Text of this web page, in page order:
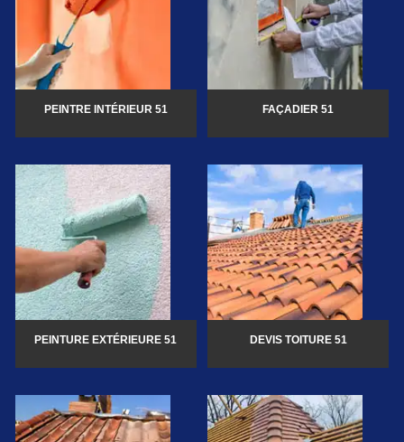
PEINTRE INTÉRIEUR 51 FAÇADIER 51
PEINTURE EXTÉRIEURE 51 DEVIS TOITURE 51